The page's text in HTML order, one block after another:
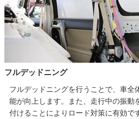
フルデッドニング
フルデッドニングを行うことで、車全
能が向上します。また、走行中の振動
付けることによりロード対策に有効で